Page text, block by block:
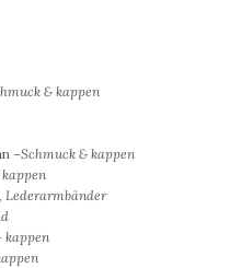
& kappen
–Schmuck & kappen
Lederarmbänder
kappen